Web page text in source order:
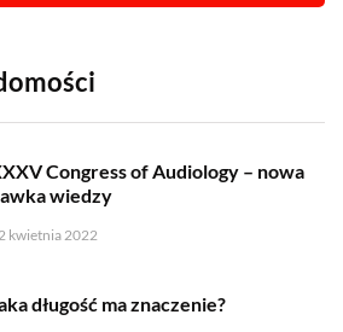
Congress of Audiology – nowa
wiedzy
kwietnia 2022
długość ma znaczenie?